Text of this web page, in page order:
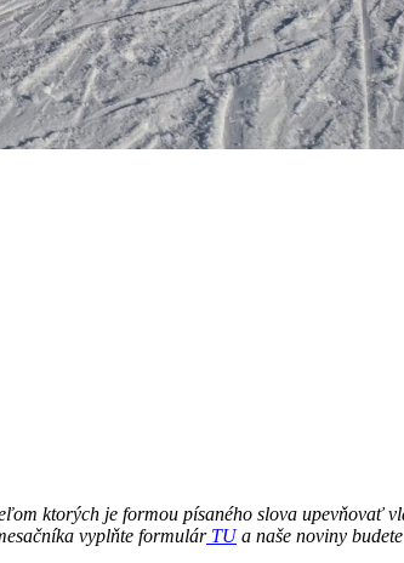
ktorých je formou písaného slova upevňovať
vyplňte formulárTUa naše noviny